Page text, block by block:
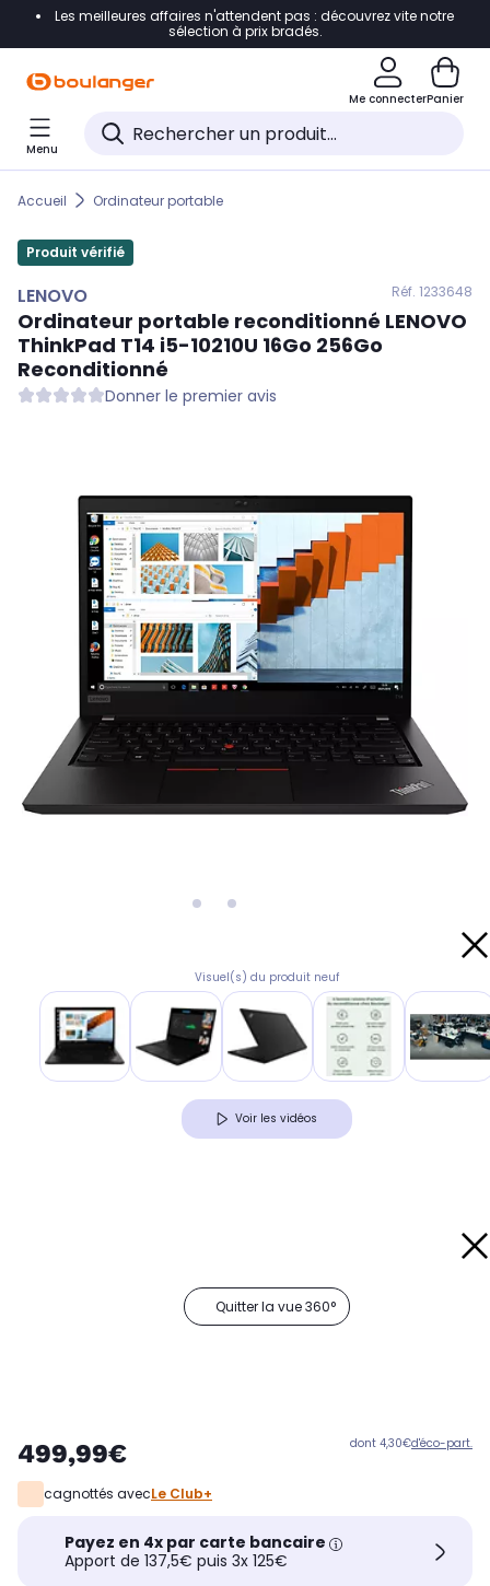
Accéder directement à la navigation
Accéder directement au pied de page
Accéder directement au chatbot
Les meilleures affaires n'attendent pas : découvrez vite notre
sélection à prix bradés.
Me connecterPanier
Menu
Accueil Ordinateur portable
Produit vérifié
LENOVO Réf. 1233648
Ordinateur portable reconditionné LENOVO
ThinkPad T14 i5-10210U 16Go 256Go
Reconditionné
Donner le premier avis
Visuel(s) du produit neuf
Voir les vidéos
Quitter la vue 360°
499,99€ dont 4,30€d'éco-part.
cagnottés avecLe Club+
Payez en 4x par carte bancaire
Apport de 137,5€ puis 3x 125€